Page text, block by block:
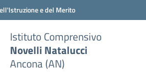
e del Merito
Istituto Comprensivo
Novelli Natalucci
Ancona (AN)